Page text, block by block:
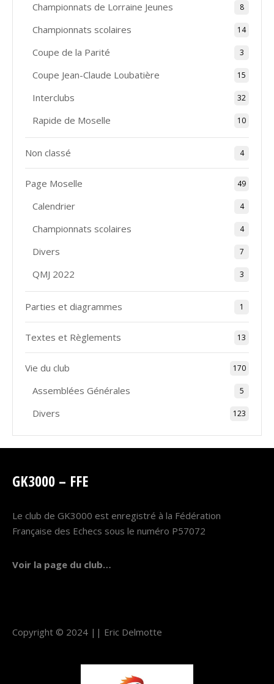
Championnats de Lorraine Jeunes 8
Championnats scolaires 14
Coupe de la Parité 3
Coupe Jean-Claude Loubatière 15
Interclubs 32
Rapide de Moselle 10
Non classé 4
Page Moselle 49
Calendrier 4
Championnats scolaires 4
Divers 7
QMJ 2022 3
Parties et diagrammes 1
Textes et Règlements 13
Vie du club 170
Assemblées Générales 5
Divers 123
GK3000 – FFE
Le club de GK3000 est enregistré à la Fédération
Française des Echecs sous le numéro P57072
Voir la page du club…
Copyright © 2024 || Eric Delmotte